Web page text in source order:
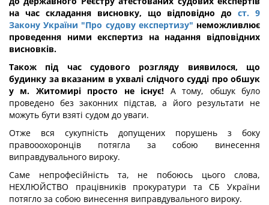
на час складання висновку, що відповідно дост. 9
Закону України "Про судову експертизу" неможливлює
проведення ними експертиз на надання відповідних
висновків.
Також під час судового розгляду виявилося, що
будинку за вказаним в ухвалі слідчого судді про обшук
у м. Житомирі просто не існує! А тому, обшук було
проведено без законних підстав, а його результати не
можуть бути взяті судом до уваги.
Отже вся сукупність допущених порушень з боку
правооохоронців потягла за собою винесення
виправдувального вироку.
Саме непрофесійність та, не побоюсь цього слова,
НЕХЛЮЙСТВО працівників прокуратури та СБ України
потягло за собою винесення виправдувального вироку.